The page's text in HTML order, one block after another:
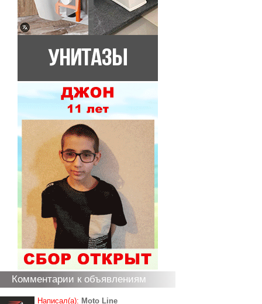
Комментарии к объявлениям
Написал(а): Moto Line